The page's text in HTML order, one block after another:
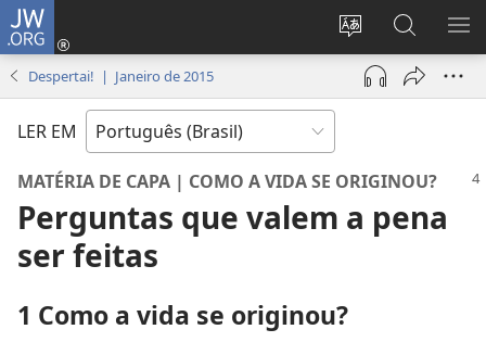
JW.ORG
Mudar
idioma
Log
(abre
janela)
Buscar
no
JW.ORG
Despertai! | Janeiro de 2015
LER EM
MATÉRIA DE CAPA | COMO A VIDA SE ORIGINOU?
Perguntas que valem a pena
ser feitas
1 Como a vida se originou?